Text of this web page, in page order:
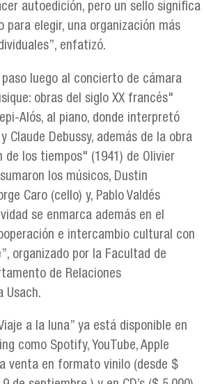
autoedición, pero un sello significa
para elegir, una organización más
enfatizó.
luego al concierto de cámara
obras del siglo XX francés"
Alós, al piano, donde interpretó
Claude Debussy, además de la obra
los tiempos" (1941) de Olivier
los músicos, Dustin
Caro (cello) y, Pablo Valdés
se enmarca además en el
e intercambio cultural con
organizado por la Facultad de
de Relaciones
Usach.
a la luna” ya está disponible en
como Spotify, YouTube, Apple
venta en formato vinilo (desde $